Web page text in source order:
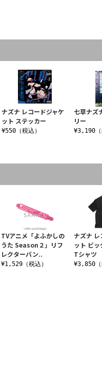
ナズナ レコードジャケ
ット ステッカー
¥550（税込）
七草ナズ
リー
¥3,190（
TVアニメ「よふかしの
うた Season２」リフ
レクターバン..
¥1,529（税込）
ナズナ レ
ット ビ
Tシャツ
¥3,850（